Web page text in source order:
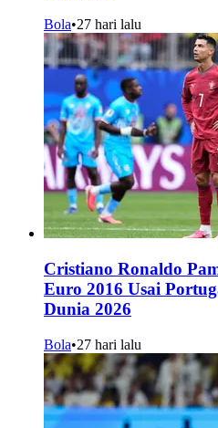
Bola•27 hari lalu
Cristiano Ronaldo
Euro 2016 Usai
Dunia 2026
Bola•27 hari lalu